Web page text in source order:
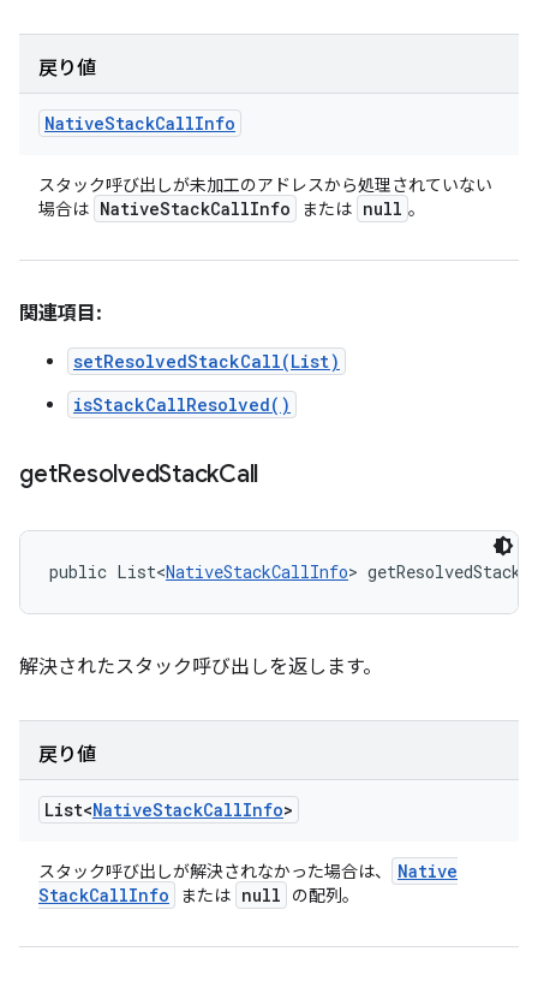
戻り値
NativeStackCallInfo
スタック呼び出しが未加工のアドレスから処理されていない
場合は NativeStackCallInfo または null 。
関連項目:
setResolvedStackCall(List)
isStackCallResolved()
getResolvedStackCall
public List<NativeStackCallInfo>
解決されたスタック呼び出しを返します。
戻り値
List<NativeStackCallInfo>
スタック呼び出しが解決されなかった場合は、
Native
StackCallInfo または null の配列。